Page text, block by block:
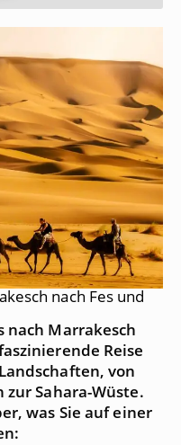
nach Fes und
nach Marrakesch
Reise
von
Sahara-Wüste.
was Sie auf einer